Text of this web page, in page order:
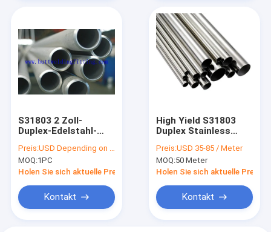
S31803 2 Zoll-
Duplex-Edelstahl-
Preis:USD Depending on length
MOQ:1PC
Holen Sie sich aktuelle Preis
Kontakt
High Yield S31803
Duplex Stainless
2205 Thin Wall
Pressure Vessel
Design
Preis:USD 35-85 / Meter
MOQ:50 Meter
Holen Sie sich aktuelle Preis
Kontakt